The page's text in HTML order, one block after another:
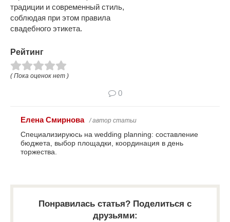
традиции и современный стиль,
соблюдая при этом правила
свадебного этикета.
Рейтинг
( Пока оценок нет )
0
Елена Смирнова / автор статьи
Специализируюсь на wedding planning: составление
бюджета, выбор площадки, координация в день
торжества.
Понравилась статья? Поделиться с
друзьями: